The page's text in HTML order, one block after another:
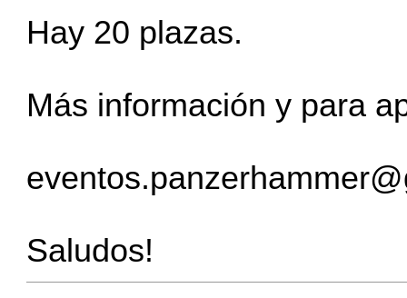
Hay 20 plazas.
Más información y para
Saludos!